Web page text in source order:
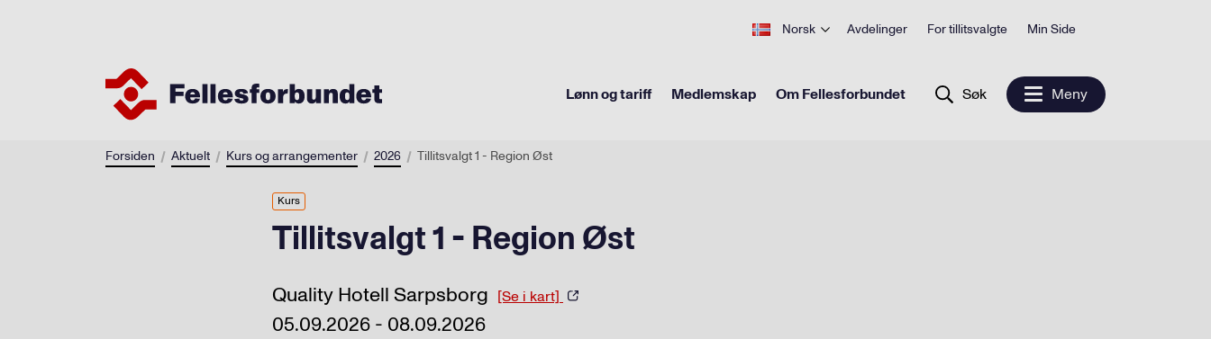
Norsk Avdelinger For tillitsvalgte Min Side
Lønn og tariff Medlemskap Om Fellesforbundet Søk Meny
Forsiden Aktuelt Kurs og arrangementer 2026 Tillitsvalgt 1 - Region Øst
Kurs
Tillitsvalgt 1 - Region Øst
Quality Hotell Sarpsborg [Se i kart]
05.09.2026 - 08.09.2026